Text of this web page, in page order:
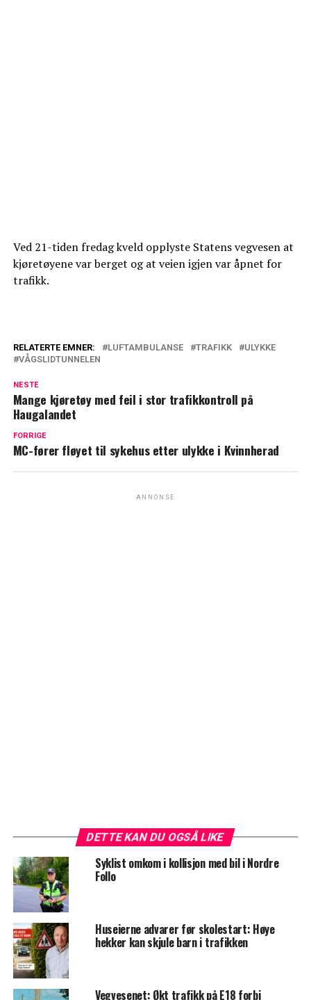
Ved 21-tiden fredag kveld opplyste Statens vegvesen at
kjøretøyene var berget og at veien igjen var åpnet for
trafikk.
RELATERTE EMNER: LUFTAMBULANSE TRAFIKK
ULYKKE
VÅGSLIDTUNNELEN
NESTE
Mange kjøretøy med feil i stor trafikkontroll på
Haugalandet
FORRIGE
MC-fører fløyet til sykehus etter ulykke i Kvinnherad
ANNONSE
DETTE KAN DU OGSÅ LIKE
Syklist omkom i kollisjon med bil i Nordre
Follo
Huseierne advarer før skolestart: Høye
hekker kan skjule barn i trafikken
Vegvesenet: Økt trafikk på E18 forbi